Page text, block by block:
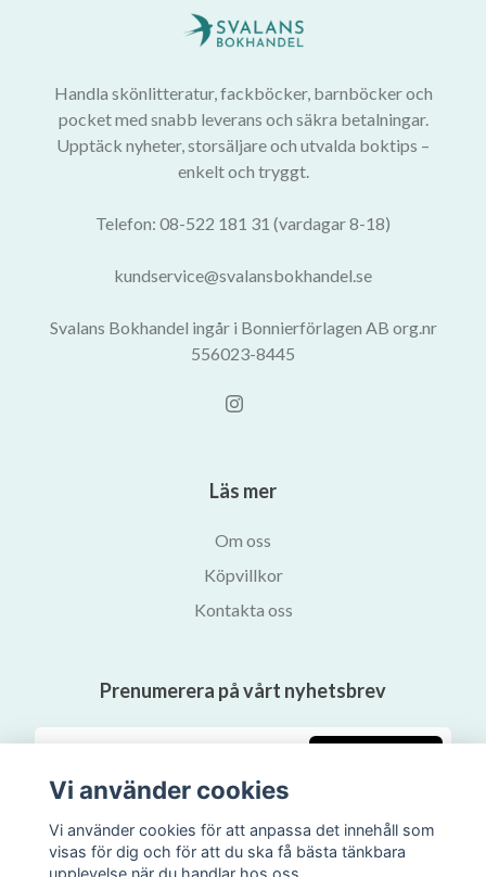
Handla skönlitteratur, fackböcker, barnböcker och
pocket med snabb leverans och säkra betalningar.
Upptäck nyheter, storsäljare och utvalda boktips –
enkelt och tryggt.
Telefon: 08-522 181 31 (vardagar 8-18)
kundservice@svalansbokhandel.se
Svalans Bokhandel ingår i Bonnierförlagen AB org.nr
556023-8445
Läs mer
Om oss
Köpvillkor
Kontakta oss
Prenumerera på vårt nyhetsbrev
Vi använder cookies
Vi använder cookies för att anpassa det innehåll som
visas för dig och för att du ska få bästa tänkbara
upplevelse när du handlar hos oss.